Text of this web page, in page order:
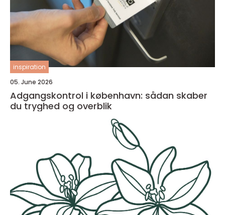
inspiration
05. June 2026
Adgangskontrol i københavn: sådan skaber
du tryghed og overblik